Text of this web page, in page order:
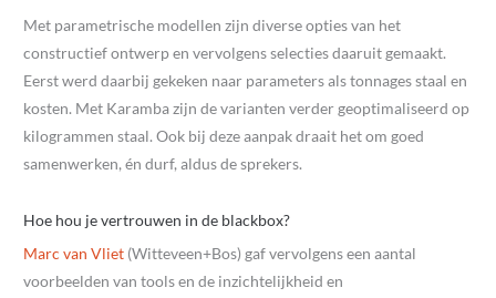
Met parametrische modellen zijn diverse opties van het
constructief ontwerp en vervolgens selecties daaruit gemaakt.
Eerst werd daarbij gekeken naar parameters als tonnages staal en
kosten. Met Karamba zijn de varianten verder geoptimaliseerd op
kilogrammen staal. Ook bij deze aanpak draait het om goed
samenwerken, én durf, aldus de sprekers.
Hoe hou je vertrouwen in de blackbox?
Marc van Vliet (Witteveen+Bos) gaf vervolgens een aantal
voorbeelden van tools en de inzichtelijkheid en